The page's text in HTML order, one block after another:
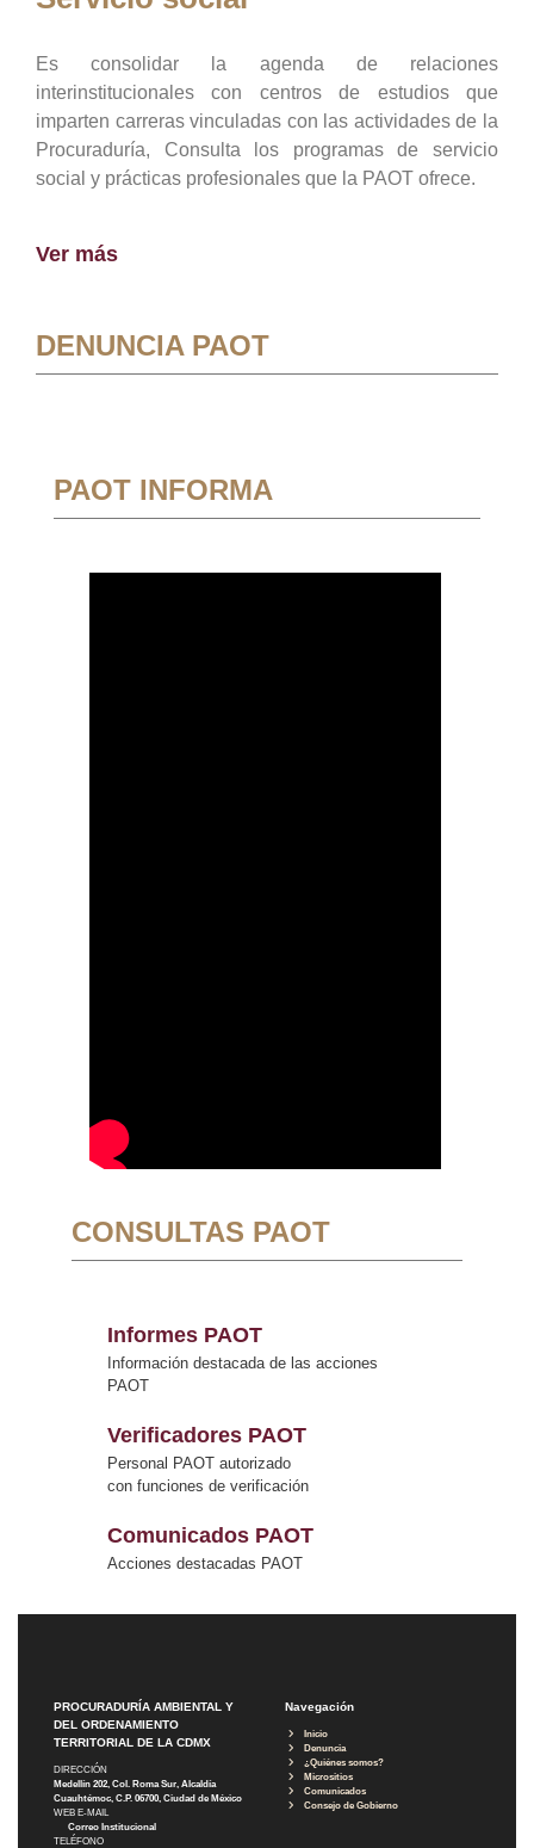
Es consolidar la agenda de relaciones
interinstitucionales con centros de estudios que
imparten carreras vinculadas con las actividades de la
Procuraduría, Consulta los programas de servicio
social y prácticas profesionales que la PAOT ofrece.
Ver más
DENUNCIA PAOT
PAOT INFORMA
CONSULTAS PAOT
Informes PAOT
Información destacada de las acciones
PAOT
Verificadores PAOT
Personal PAOT autorizado
con funciones de verificación
Comunicados PAOT
Acciones destacadas PAOT
PROCURADURÍA AMBIENTAL Y
DEL ORDENAMIENTO
TERRITORIAL DE LA CDMX
DIRECCIÓN
Medellín 202, Col. Roma Sur, Alcaldía
Cuauhtémoc, C.P. 06700, Ciudad de México
WEB E-MAIL
Correo Institucional
TELÉFONO
Navegación
Inicio
Denuncia
¿Quiénes somos?
Micrositios
Comunicados
Consejo de Gobierno